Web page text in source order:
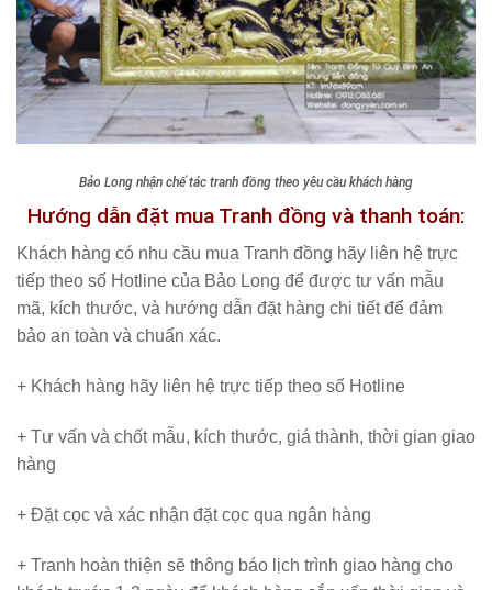
Bảo Long nhận chế tác tranh đồng theo yêu cầu khách hàng
Hướng dẫn đặt mua Tranh đồng và thanh toán:
Khách hàng có nhu cầu mua Tranh đồng hãy liên hệ trực
tiếp theo số Hotline của Bảo Long để được tư vấn mẫu
mã, kích thước, và hướng dẫn đặt hàng chi tiết để đảm
bảo an toàn và chuẩn xác.
+ Khách hàng hãy liên hệ trực tiếp theo số Hotline
+ Tư vấn và chốt mẫu, kích thước, giá thành, thời gian giao
hàng
+ Đặt cọc và xác nhận đặt cọc qua ngân hàng
+ Tranh hoàn thiện sẽ thông báo lịch trình giao hàng cho